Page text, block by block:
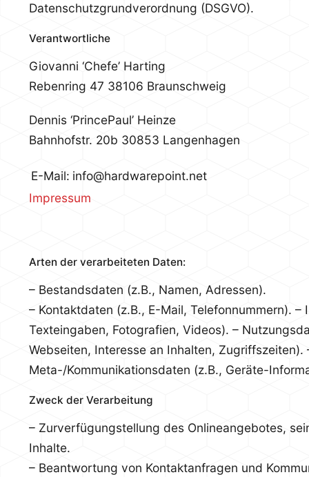
Datenschutzgrundverordnung (DSGVO).
Verantwortliche
Giovanni ‘Chefe’ Harting
Rebenring 47 38106 Braunschweig
Dennis ‘PrincePaul’ Heinze
Bahnhofstr. 20b 30853 Langenhagen
E-Mail: info@hardwarepoint.net
Impressum
Arten der verarbeiteten Daten:
– Bestandsdaten (z.B., Namen, Adressen).
– Kontaktdaten (z.B., E-Mail, Telefonnummern). –
Texteingaben, Fotografien, Videos). –
Webseiten, Interesse an Inhalten, Zugriffszeiten).
Meta-/Kommunikationsdaten (z.B., Geräte-
Zweck der Verarbeitung
– Zurverfügungstellung des Onlineangebotes,
Inhalte.
– Beantwortung von Kontaktanfragen und